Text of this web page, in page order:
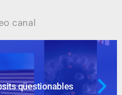
canal
qüestionables